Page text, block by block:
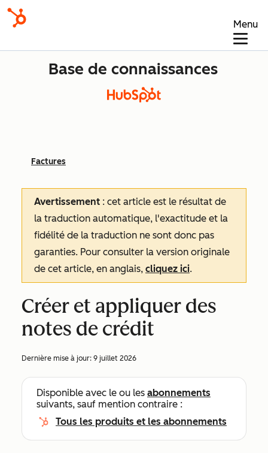
Menu
Base de connaissances
Factures
Avertissement : cet article est le résultat de
la traduction automatique, l'exactitude et la
fidélité de la traduction ne sont donc pas
garanties. Pour consulter la version originale
de cet article, en anglais, cliquez ici.
Créer et appliquer des
notes de crédit
Dernière mise à jour: 9 juillet 2026
Disponible avec le ou les abonnements
suivants, sauf mention contraire :
Tous les produits et les abonnements